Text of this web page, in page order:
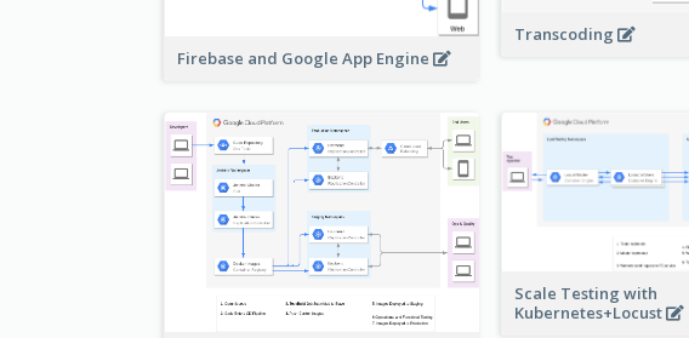
Firebase and Google App Engine
Transcoding
Scale Testing with
Kubernetes+Locust